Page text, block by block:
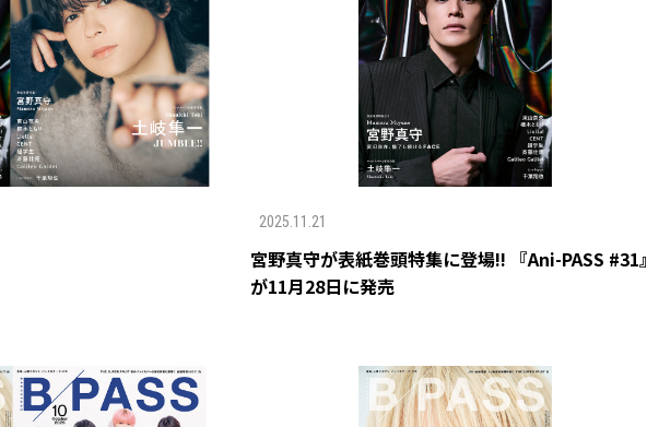
2025.11.21
宮野真守が表紙巻頭特集に登場!! 『Ani-PASS #31』
が11月28日に発売